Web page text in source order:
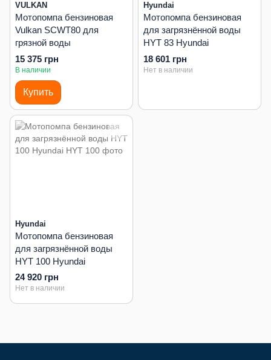
VULKAN
Мотопомпа бензиновая
Vulkan SCWT80 для
грязной воды
15 375 грн
В наличии
Купить
Hyundai
Мотопомпа бензиновая
для загрязнённой воды
HYT 83 Hyundai
18 601 грн
Нет в наличии
Hyundai
Мотопомпа бензиновая
для загрязнённой воды
HYT 100 Hyundai
24 920 грн
Нет в наличии